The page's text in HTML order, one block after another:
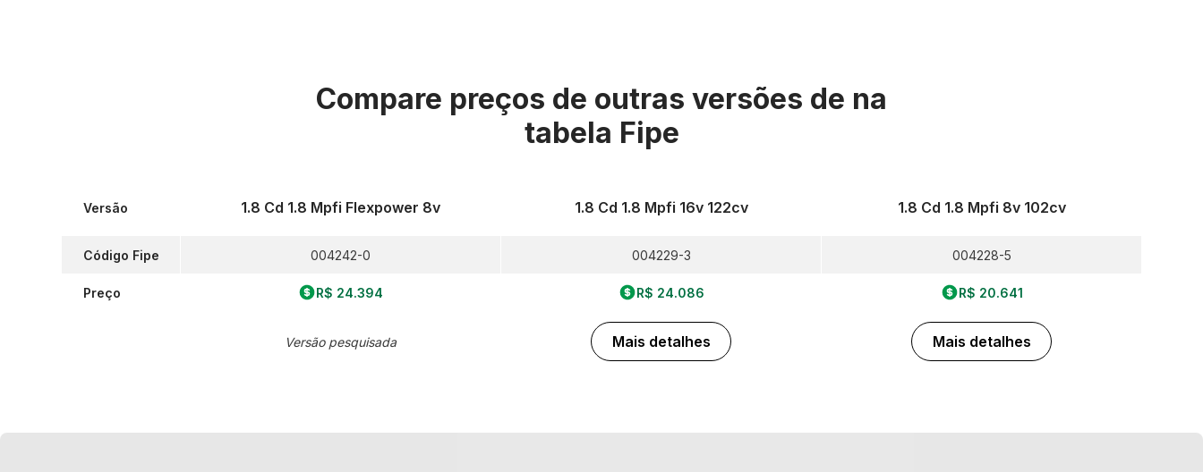
Compare preços de outras versões de na
tabela Fipe
Versão
Código Fipe
Preço
1.8 Cd 1.8 Mpfi Flexpower 8v
004242-0
R$ 24.394
Versão pesquisada
1.8 Cd 1.8 Mpfi 16v 122cv
004229-3
R$ 24.086
Mais detalhes
1.8 Cd 1.8 Mpfi 8v 102cv
004228-5
R$ 20.641
Mais detalhes